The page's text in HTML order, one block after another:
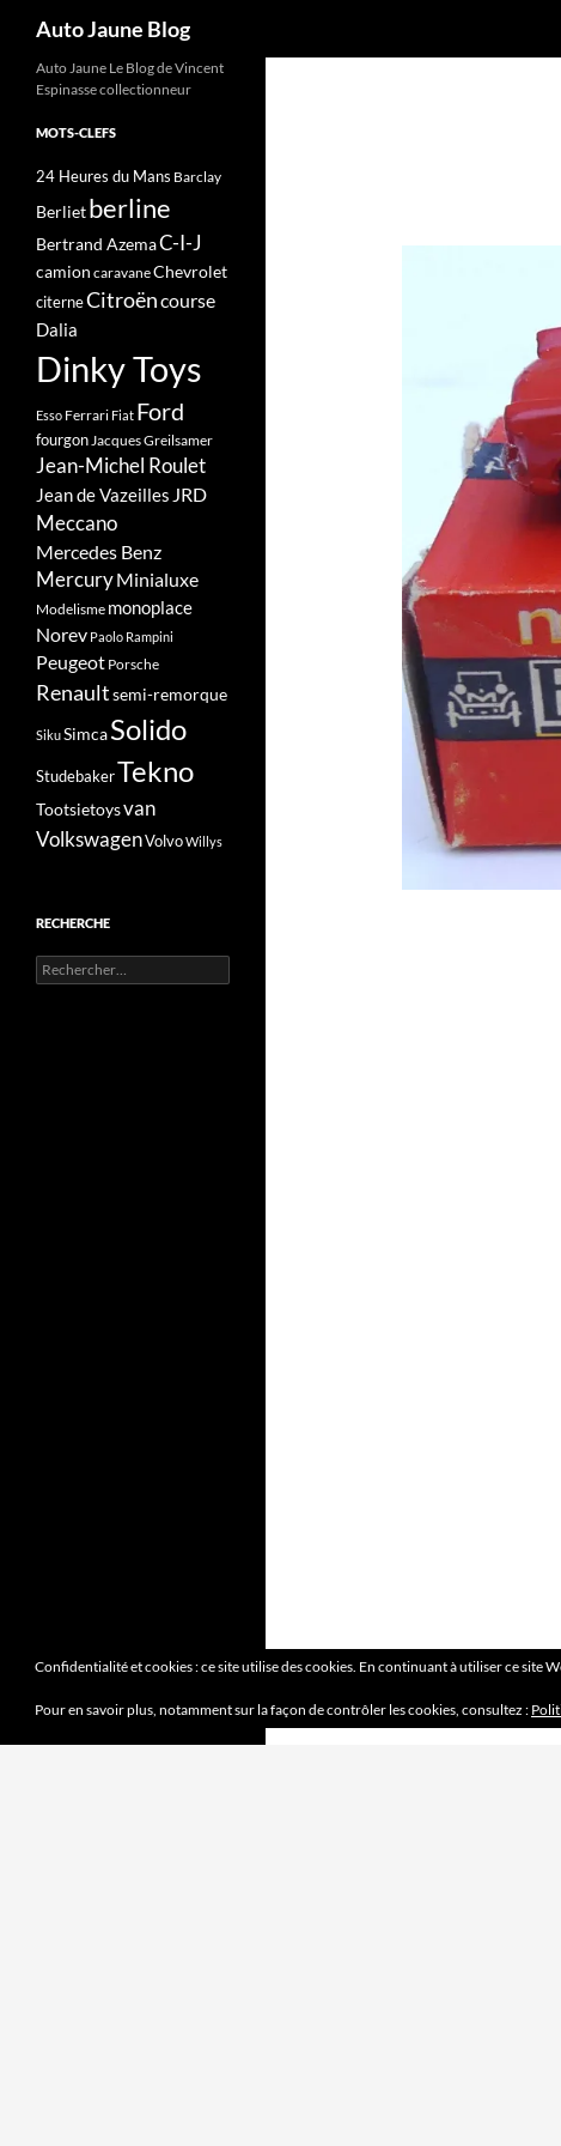
Auto Jaune Blog
Auto Jaune Le Blog de Vincent
Espinasse collectionneur
MOTS-CLEFS
24 Heures du Mans Barclay
Berlietberline
Bertrand AzemaC-I-J
camion caravaneChevrolet
citerneCitroëncourse
Dalia
Dinky Toys
Esso Ferrari Fiat Ford
fourgonJacques Greilsamer
Jean-Michel Roulet
Jean de Vazeilles JRD
Meccano
Mercedes Benz
MercuryMinialuxe
Modelisme monoplace
Norev Paolo Rampini
Peugeot Porsche
Renaultsemi-remorque
SikuSimcaSolido
StudebakerTekno
Tootsietoysvan
VolkswagenVolvoWillys
RECHERCHE
Rechercher :
Confidentialité et cookies : ce site utilise des cookies. En continuant à utiliser ce site
Pour en savoir plus, notamment sur la façon de contrôler les cookies, consultez :